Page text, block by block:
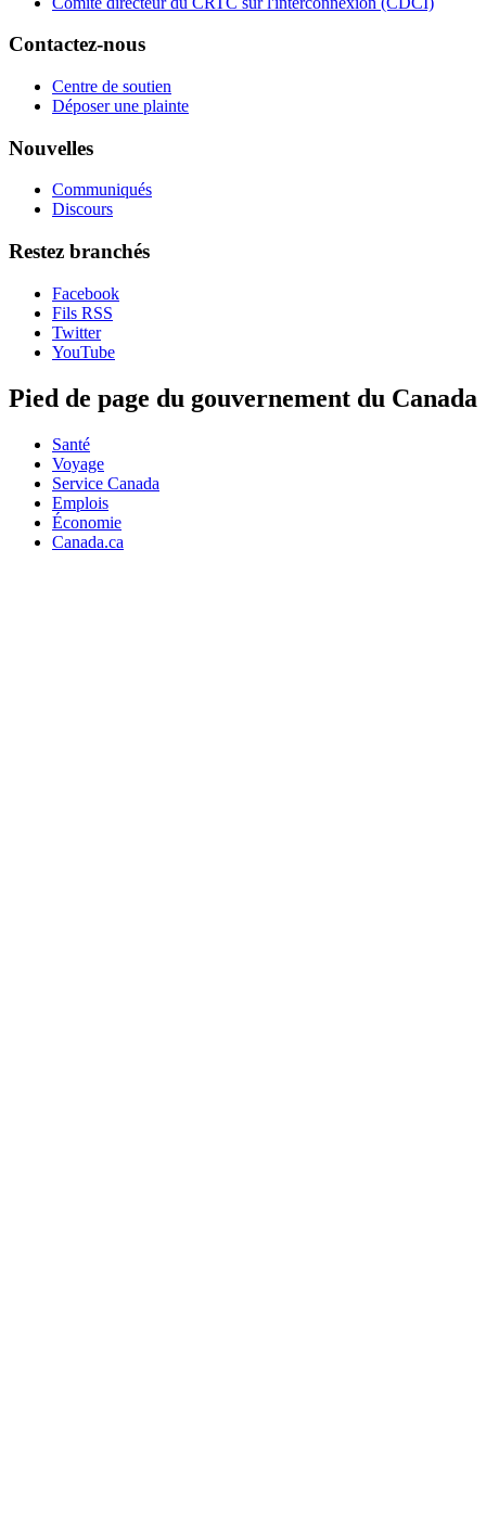
Contactez-nous
Centre de soutien
Déposer une plainte
Nouvelles
Communiqués
Discours
Restez branchés
Facebook
Fils RSS
Twitter
YouTube
Pied de page du gouvernement du Canada
Santé
Voyage
Service Canada
Emplois
Économie
Canada.ca